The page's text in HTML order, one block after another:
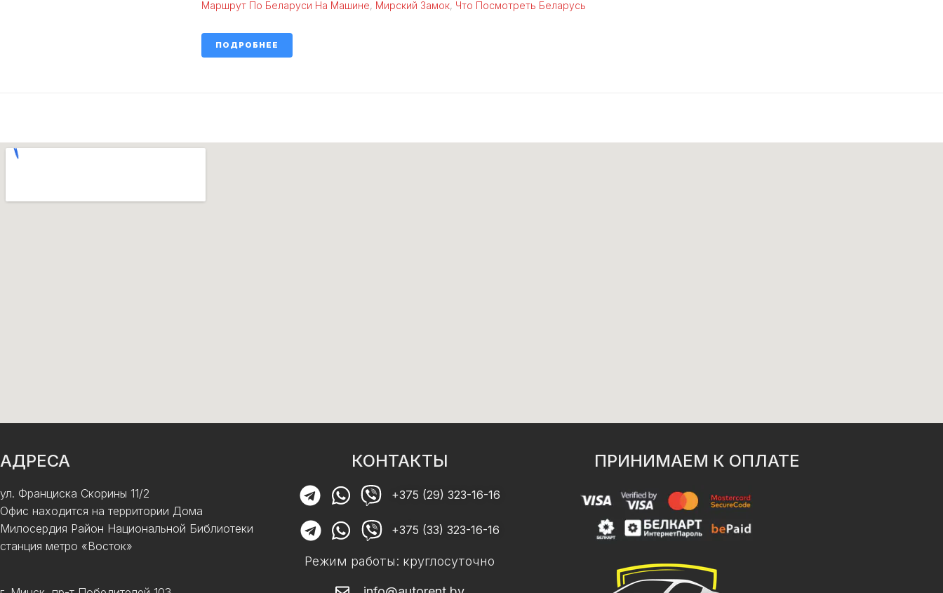
Маршрут По Беларуси На Машине, Мирский Замок, Что Посмотреть Беларусь
ПОДРОБНЕЕ
АДРЕСА
ул. Франциска Скорины 11/2
Офис находится на территории Дома
Милосердия Район Национальной Библиотеки
станция метро «Восток»
КОНТАКТЫ
+375 (29) 323-16-16
+375 (33) 323-16-16
Режим работы: круглосуточно
ПРИНИМАЕМ К ОПЛАТЕ